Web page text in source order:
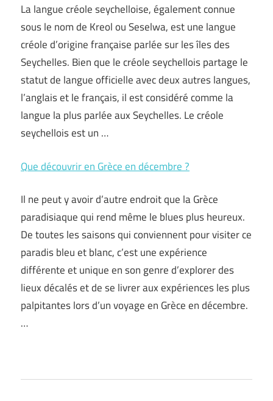
La langue créole seychelloise, également connue
sous le nom de Kreol ou Seselwa, est une langue
créole d’origine française parlée sur les îles des
Seychelles. Bien que le créole seychellois partage le
statut de langue officielle avec deux autres langues,
l’anglais et le français, il est considéré comme la
langue la plus parlée aux Seychelles. Le créole
seychellois est un …
Que découvrir en Grèce en décembre ?
Il ne peut y avoir d’autre endroit que la Grèce
paradisiaque qui rend même le blues plus heureux.
De toutes les saisons qui conviennent pour visiter ce
paradis bleu et blanc, c’est une expérience
différente et unique en son genre d’explorer des
lieux décalés et de se livrer aux expériences les plus
palpitantes lors d’un voyage en Grèce en décembre.
…